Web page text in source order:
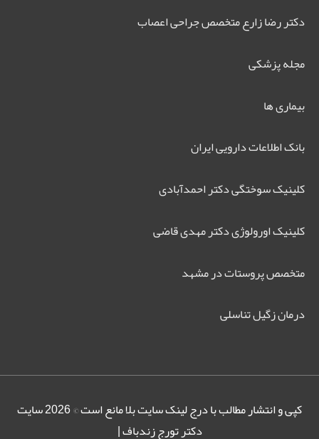
دکتر رضا زارع متخصص جراحی اعصاب
مجله پزشکی
بیماری ها
بانک اطلاعات دارویی ایران
کلینیک سوختگی دکتر احمدآبادی
کلینیک اورولوژی دکتر مهدی قاضی
متخصص پروستات در مشهد
درمان زگیل تناسلی
کپی و انتشار مطالب با درج لینک سایت بلا مانع است © 2026
سایت
دکتر تورج زندباف|